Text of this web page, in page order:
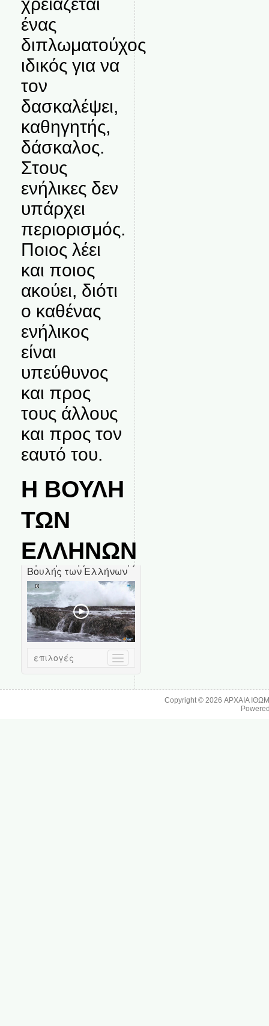
ένας
διπλωματούχος
ιδικός για να
τον
δασκαλέψει,
καθηγητής,
δάσκαλος.
Στους
ενήλικες δεν
υπάρχει
περιορισμός.
Ποιος λέει
και ποιος
ακούει, διότι
ο καθένας
ενήλικος
είναι
υπεύθυνος
και προς
τους άλλους
και προς τον
εαυτό του.
Η ΒΟΥΛΗ
ΤΩΝ
ΕΛΛΗΝΩΝ
Copyright © 2026ΑΡΧΑΙΑ